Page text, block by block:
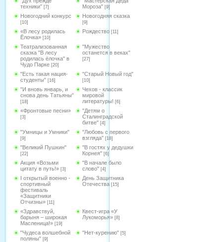
техники” [7]
Мороза" [9]
Новогодний конкурс
[10]
Новогодняя сказка
[9]
«В лесу родилась
Ёлочка» [10]
Рождество [11]
Театрализованная
сказка "В лесу
родилась ёлочка" в
Чудо Парке [20]
"Мужество
останется в веках"
[27]
"Есть такая нация-
студенты" [16]
"Старый Новый год"
[10]
"И вновь январь, и
снова день Татьяны"
[18]
Чехов - классик
мировой
литературы! [6]
«Фронтовые песни»
[3]
"Детям о
Сталинградской
битве" [4]
"Умницы и Умники"
[9]
"Любовь с первого
взгляда" [18]
"Великий Пушкин"
[22]
"В гостях у дедушки
Корнея" [6]
Акция «Возьми
цитату в путь!» [3]
"В начале было
слово" [4]
I открытый военно -
спортивный
фестиваль
«Защитники
Отчизны» [11]
День Защитника
Отечества [15]
«Здравствуй,
барыня – широкая
Масленица!» [19]
Квест-игра «У
Лукоморья» [8]
"Чудеса волшебной
поляны" [9]
"Нет-курению" [5]